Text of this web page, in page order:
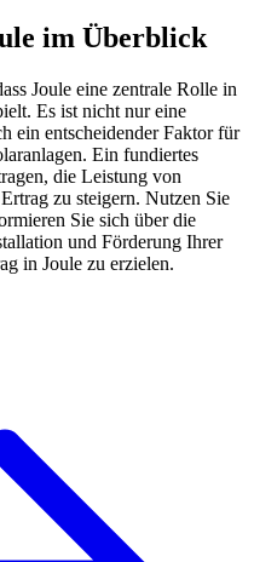
im Überblick
Joule eine zentrale Rolle in
Es ist nicht nur eine
ein entscheidender Faktor für
Ein fundiertes
die Leistung von
zu steigern. Nutzen Sie
Sie sich über die
und Förderung Ihrer
in Joule zu erzielen.